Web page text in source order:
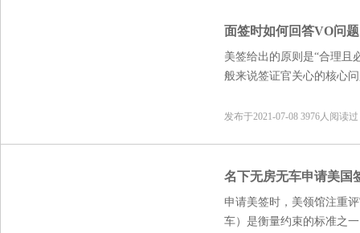
面签时如何回答VO问
美签给出的原则是“合理且
般来说签证官关心的核心
发布于2021-07-08 3976人阅读过
名下无房无车申请美国
申请美签时，美领馆注重
车）是衡量约束的标准之